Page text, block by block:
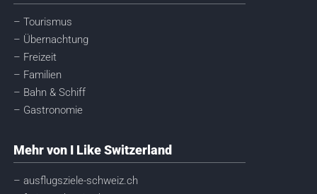
– Tourismus
– Übernachtung
– Freizeit
– Familien
– Bahn & Schiff
– Gastronomie
Mehr von I Like Switzerland
– ausflugsziele-schweiz.ch